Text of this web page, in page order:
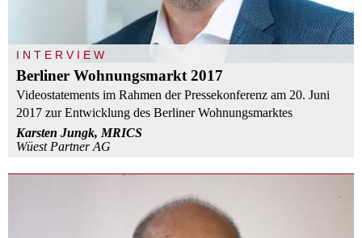
INTERVIEW
Berliner Wohnungsmarkt 2017
Videostatements im Rahmen der Pressekonferenz am 20. Juni
2017 zur Entwicklung des Berliner Wohnungsmarktes
Karsten Jungk, MRICS
Wüest Partner AG